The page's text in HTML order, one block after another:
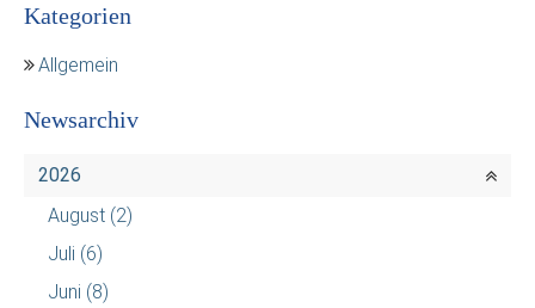
Kategorien
Allgemein
Newsarchiv
2026
August (2)
Juli (6)
Juni (8)